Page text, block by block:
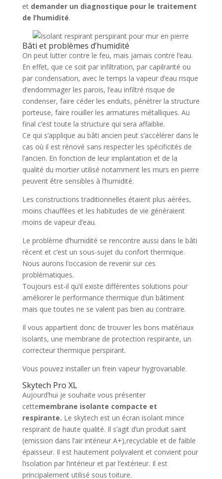
et demander un diagnostique pour le traitement
de l’humidité.
Bâti et problèmes d’humidité
On peut lutter contre le feu, mais jamais contre l’eau.
En effet, que ce soit par infiltration, par capilrarité ou
par condensation, avec le temps la vapeur d’eau risque
d’endommager les parois, l’eau infiltré risque de
condenser, faire céder les enduits, pénétrer la structure
porteuse, faire rouiller les armatures métalliques. Au
final c’est toute la structure qui sera affaiblie.
Ce qui s’applique au bâti ancien peut s’accélérer dans le
cas où il est rénové sans respecter les spécificités de
l’ancien. En fonction de leur implantation et de la
qualité du mortier utilisé notamment les murs en pierre
peuvent être sensibles à l’humidité.
Les constructions traditionnelles étaient plus aérées,
moins chauffées et les habitudes de vie généraient
moins de vapeur d’eau.
Le problème d’humidité se rencontre aussi dans le bâti
récent et c’est un sous-sujet du confort thermique.
Nous aurons l’occasion de revenir sur ces
problématiques.
Toujours est-il qu’il existe différentes solutions pour
améliorer le performance thermique d’un bâtiment
mais que toutes ne se valent pas bien au contraire.
Il vous appartient donc de trouver les bons matériaux
isolants, une membrane de protection respirante, un
correcteur thermique perspirant.
Vous pouvez installer un frein vapeur hygrovariable.
Skytech Pro XL
Aujourd’hui je souhaite vous présenter
cettemembrane isolante compacte et
respirante. Le skytech est un écran isolant mince
respirant de haute qualité. Il s’agit d’un produit saint
(emission dans l’air intérieur A+),recyclable et de faible
épaisseur. Il est hautement polyvalent et convient pour
l’isolation par l’intérieur et par l’extérieur. Il est
principalement utilisé sous toiture.